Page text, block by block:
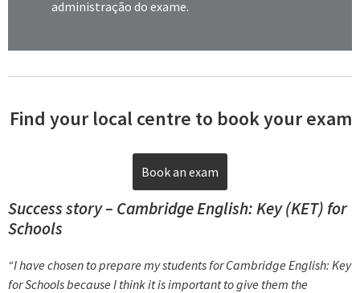
administração do exame.
Find your local centre to book your exam
Book an exam
Success story – Cambridge English: Key (KET) for
Schools
“I have chosen to prepare my students for Cambridge English: Key
for Schools because I think it is important to give them the